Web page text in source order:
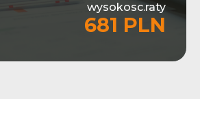
wysokosc.raty
681 PLN